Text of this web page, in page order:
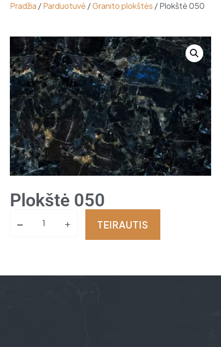
Pradžia /Parduotuvė /Granito plokštės / Plokštė 050
Plokštė 050
- + TEIRAUTIS